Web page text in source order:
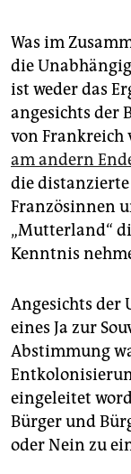
unterstützen
abo
genossenschaft
epaper login
Was im
die
ist weder das
angesichts der
von Frankreich
am andern
die
Französinnen
„Mutterland“
Kenntnis
Angesichts der
eines Ja zur
Abstimmung
eingeleitet
Bürger und
oder Nein zu